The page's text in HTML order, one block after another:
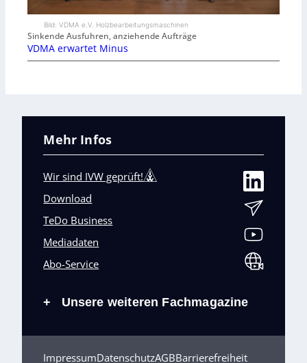
Bild: VDMA e.V. Holzbearbeitungsmaschinen
Sinkende Ausfuhren, anziehende Aufträge
VDMA erwartet Minus
Mehr Infos
Wir sind IVW geprüft!
Download
TeDo Business
Mediadaten
Abo-Service
+ Unsere weiteren Fachmagazine
ImpressumDatenschutzAGBBarrierefreiheit